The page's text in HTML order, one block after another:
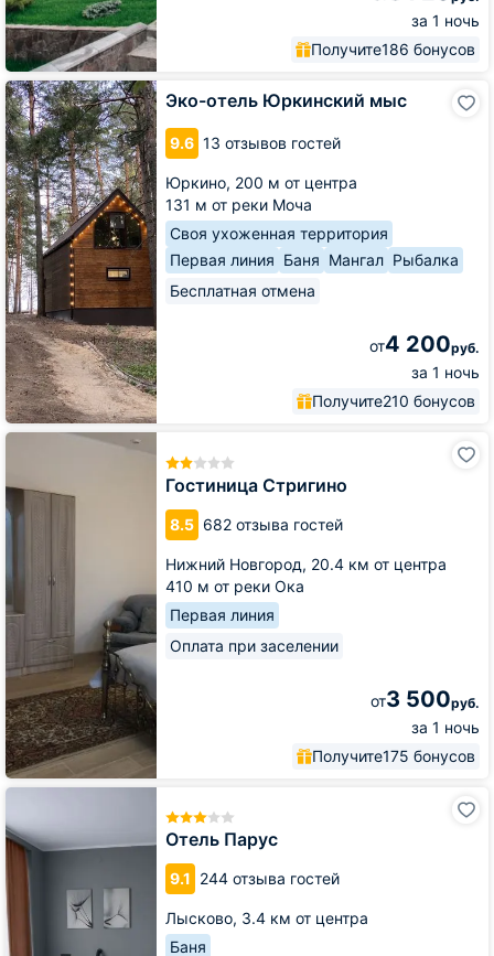
за 1 ночь
Получите186 бонусов
Эко-отель Юркинский мыс
9.6 13 отзывов гостей
Юркино, 200 м от центра
131 м от реки Моча
Своя ухоженная территория
Первая линия Баня Мангал Рыбалка
Бесплатная отмена
от4 200руб.
за 1 ночь
Получите210 бонусов
Эко-
отель
Юркинский
мыс
Гостиница Стригино
8.5 682 отзыва гостей
Нижний Новгород, 20.4 км от центра
410 м от реки Ока
Первая линия
Оплата при заселении
от3 500руб.
за 1 ночь
Получите175 бонусов
Гостиница
Отель Парус
9.1 244 отзыва гостей
Лысково, 3.4 км от центра
Баня
Отель